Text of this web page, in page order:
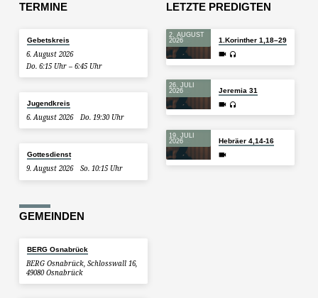
TERMINE
Gebetskreis
6. August 2026
Do. 6:15 Uhr – 6:45 Uhr
Jugendkreis
6. August 2026 Do. 19:30 Uhr
Gottesdienst
9. August 2026 So. 10:15 Uhr
LETZTE PREDIGTEN
2. AUGUST
2026
1.Korinther 1,18–29
26. JULI
2026
Jeremia 31
19. JULI
2026
Hebräer 4,14-16
GEMEINDEN
BERG Osnabrück
BERG Osnabrück, Schlosswall 16,
49080 Osnabrück